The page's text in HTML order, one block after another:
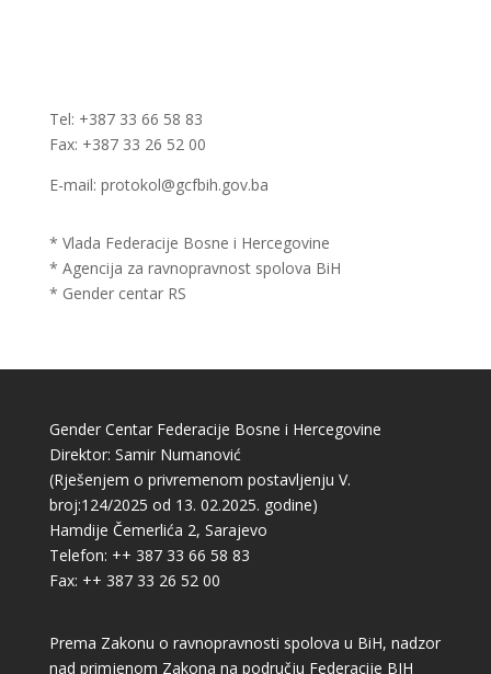
Tel: +387 33 66 58 83
Fax: +387 33 26 52 00
E-mail: protokol@gcfbih.gov.ba
* Vlada Federacije Bosne i Hercegovine
* Agencija za ravnopravnost spolova BiH
* Gender centar RS
Gender Centar Federacije Bosne i Hercegovine
Direktor: Samir Numanović
(Rješenjem o privremenom postavljenju V.
broj:124/2025 od 13. 02.2025. godine)
Hamdije Čemerlića 2, Sarajevo
Telefon: ++ 387 33 66 58 83
Fax: ++ 387 33 26 52 00
Prema Zakonu o ravnopravnosti spolova u BiH, nadzor
nad primjenom Zakona na području Federacije BIH